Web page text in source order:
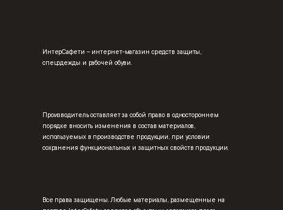
ИнтерСафети – интернет-магазин средств защиты,
спецодежды и рабочей обуви.
Производитель оставляет за собой право в одностороннем
порядке вносить изменения в состав материалов,
используемых в производстве продукции, при условии
сохранения функциональных и защитных свойств продукции.
Все права защищены. Любые материалы, размещенные на